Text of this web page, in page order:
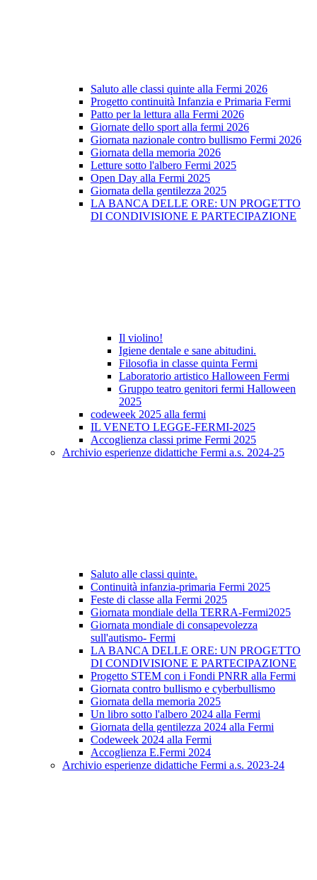
Saluto alle classi quinte alla Fermi 2026
Progetto continuità Infanzia e Primaria Fermi
Patto per la lettura alla Fermi 2026
Giornate dello sport alla fermi 2026
Giornata nazionale contro bullismo Fermi 2026
Giornata della memoria 2026
Letture sotto l'albero Fermi 2025
Open Day alla Fermi 2025
Giornata della gentilezza 2025
LA BANCA DELLE ORE: UN PROGETTO
DI CONDIVISIONE E PARTECIPAZIONE
Il violino!
Igiene dentale e sane abitudini.
Filosofia in classe quinta Fermi
Laboratorio artistico Halloween Fermi
Gruppo teatro genitori fermi Halloween
2025
codeweek 2025 alla fermi
IL VENETO LEGGE-FERMI-2025
Accoglienza classi prime Fermi 2025
Archivio esperienze didattiche Fermi a.s. 2024-25
Saluto alle classi quinte.
Continuità infanzia-primaria Fermi 2025
Feste di classe alla Fermi 2025
Giornata mondiale della TERRA-Fermi2025
Giornata mondiale di consapevolezza
sull'autismo- Fermi
LA BANCA DELLE ORE: UN PROGETTO
DI CONDIVISIONE E PARTECIPAZIONE
Progetto STEM con i Fondi PNRR alla Fermi
Giornata contro bullismo e cyberbullismo
Giornata della memoria 2025
Un libro sotto l'albero 2024 alla Fermi
Giornata della gentilezza 2024 alla Fermi
Codeweek 2024 alla Fermi
Accoglienza E.Fermi 2024
Archivio esperienze didattiche Fermi a.s. 2023-24